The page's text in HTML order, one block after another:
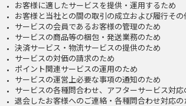
お客様に適したサービスを提供・運用するため
お客様と当社との間の取引の成立および履行そ
サービスの会員であるお客様の管理のため
サービスの商品等の梱包・発送業務のため
決済サービス・物流サービスの提供のため
サービスの対価の請求のため
ポイント関連サービスの運用のため
サービスの運営上必要な事項の通知のため
サービスの各種問合わせ、アフターサービス対応
退会したお客様へのご連絡・各種問合わせ対応の